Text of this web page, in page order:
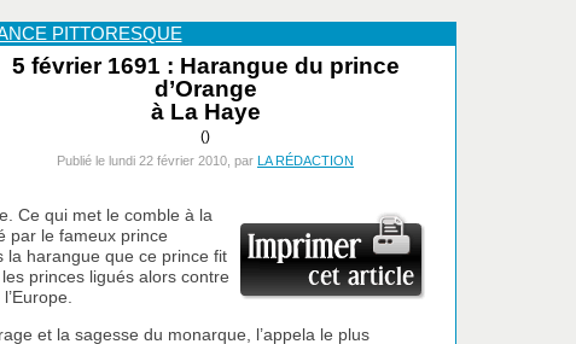
PITTORESQUE
5 février 1691 : Harangue du prince
d’Orange
à La Haye
()
Publié le lundi 22 février 2010, par LA RÉDACTION
Ce qui met le comble à la
par le fameux prince
la harangue que ce prince fit
princes ligués alors contre
et la sagesse du monarque, l’appela le plus